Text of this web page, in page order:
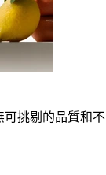
可挑剔的品質和不